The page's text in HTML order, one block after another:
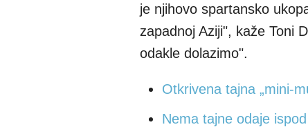
je njihovo spartansko
zapadnoj Aziji", kaže Toni
odakle dolazimo".
Otkrivena tajna „mini-
Nema tajne odaje